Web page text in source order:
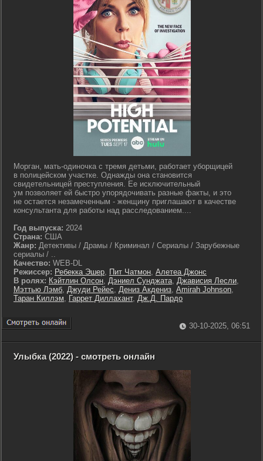
Морган, мать-одиночка с тремя детьми, работает уборщицей
в полицейском участке. Однажды она становится
свидетельницей преступления. Ее исключительный
ум позволяет ей быстро упорядочивать разные факты, и это
не остается незамеченным - женщину приглашают в качестве
консультанта для работы над расследованием....
Год выпуска: 2024
Страна: США
Жанр: Детективы / Драмы / Криминал / Сериалы / Зарубежные
сериалы / ..
Качество: WEB-DL
Режиссер: Ребекка Эшер, Пит Чатмон, Алетеа Джонс
В ролях: Кэйтлин Олсон, Дэниел Сунджата, Джависия Лесли,
Мэттью Лэмб, Джуди Рейес, Дениз Акдениз, Amirah Johnson,
Таран Киллэм, Гаррет Диллахант, Дж.Д. Пардо
30-10-2025, 06:51
Улыбка (2022) - смотреть онлайн